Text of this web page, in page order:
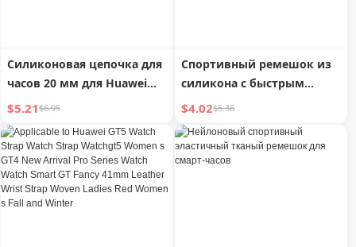
Силиконовая цепочка для
часов 20 мм для Huawei
Watch2 Smart Glory Watch
Ремешок Спортивный
металлический из
нержавеющей стали
Миланский нейлоновый
мужской стильный
$5.21$6.95
Спортивный ремешок из
силикона с быстрым
снятием для Garmin
$4.02$5.36